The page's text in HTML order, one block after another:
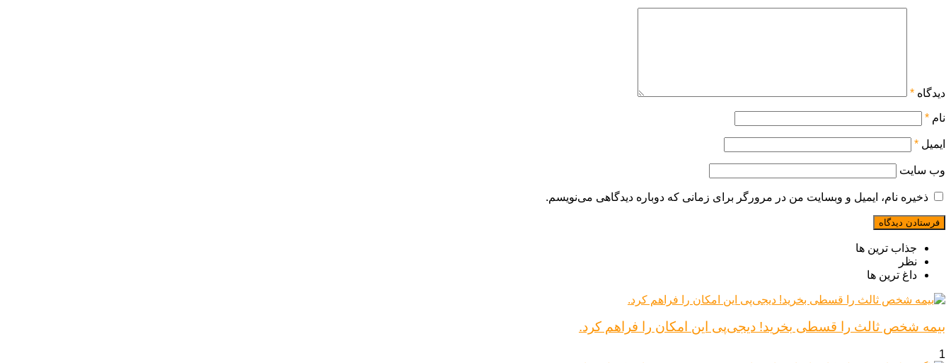
دیدگاه *
نام *
ایمیل *
وب‌ سایت
ذخیره نام، ایمیل و وبسایت من در مرورگر برای زمانی که دوباره دیدگاهی می‌نویسم.
جذاب ترین ها
نظر
داغ ترین ها
بیمه شخص ثالث را قسطی بخرید! دیجی‌پی این امکان را فراهم کرد.
1